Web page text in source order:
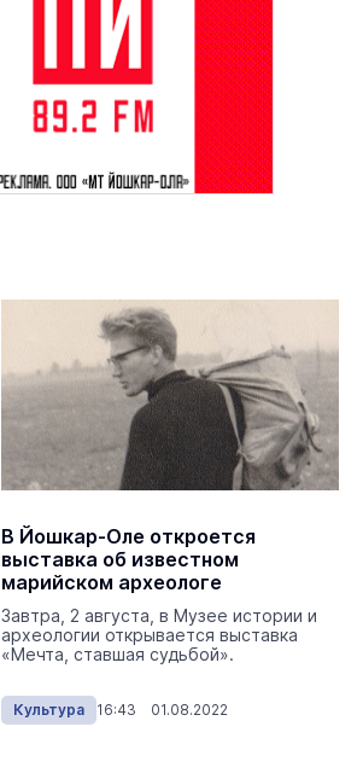
В Йошкар-Оле откроется
выставка об известном
марийском археологе
Завтра, 2 августа, в Музее истории и
археологии открывается выставка
«Мечта, ставшая судьбой».
Культура 16:43 01.08.2022